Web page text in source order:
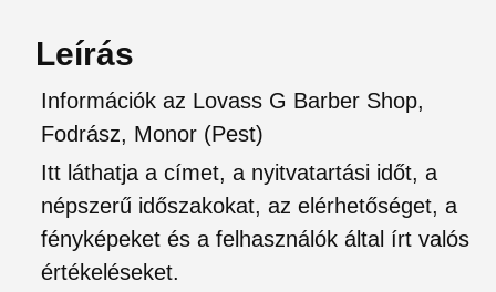
Leírás
Információk az Lovass G Barber Shop,
Fodrász, Monor (Pest)
Itt láthatja a címet, a nyitvatartási időt, a
népszerű időszakokat, az elérhetőséget, a
fényképeket és a felhasználók által írt valós
értékeléseket.